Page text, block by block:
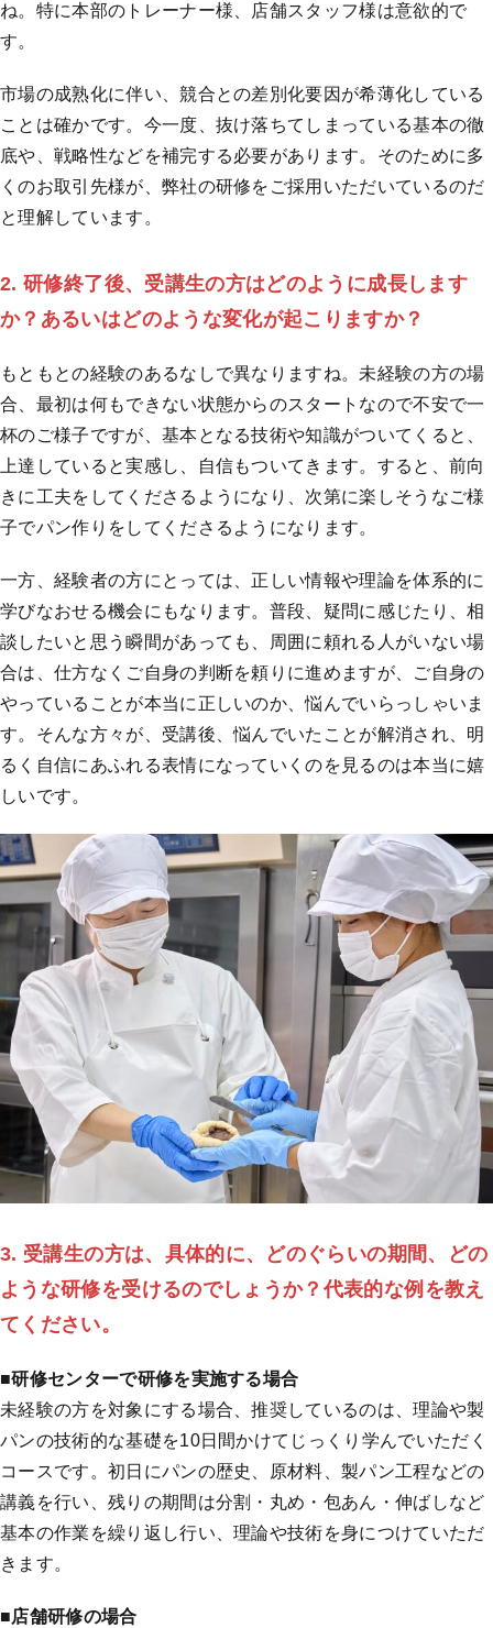
ね。特に本部のトレーナー様、店舗スタッフ様は意欲的で
す。
市場の成熟化に伴い、競合との差別化要因が希薄化している
ことは確かです。今一度、抜け落ちてしまっている基本の徹
底や、戦略性などを補完する必要があります。そのために多
くのお取引先様が、弊社の研修をご採用いただいているのだ
と理解しています。
2. 研修終了後、受講生の方はどのように成長します
か？あるいはどのような変化が起こりますか？
もともとの経験のあるなしで異なりますね。未経験の方の場
合、最初は何もできない状態からのスタートなので不安で一
杯のご様子ですが、基本となる技術や知識がついてくると、
上達していると実感し、自信もついてきます。すると、前向
きに工夫をしてくださるようになり、次第に楽しそうなご様
子でパン作りをしてくださるようになります。
一方、経験者の方にとっては、正しい情報や理論を体系的に
学びなおせる機会にもなります。普段、疑問に感じたり、相
談したいと思う瞬間があっても、周囲に頼れる人がいない場
合は、仕方なくご自身の判断を頼りに進めますが、ご自身の
やっていることが本当に正しいのか、悩んでいらっしゃいま
す。そんな方々が、受講後、悩んでいたことが解消され、明
るく自信にあふれる表情になっていくのを見るのは本当に嬉
しいです。
3. 受講生の方は、具体的に、どのぐらいの期間、どの
ような研修を受けるのでしょうか？代表的な例を教え
てください。
■研修センターで研修を実施する場合
未経験の方を対象にする場合、推奨しているのは、理論や製
パンの技術的な基礎を10日間かけてじっくり学んでいただく
コースです。初日にパンの歴史、原材料、製パン工程などの
講義を行い、残りの期間は分割・丸め・包あん・伸ばしなど
基本の作業を繰り返し行い、理論や技術を身につけていただ
きます。
■店舗研修の場合